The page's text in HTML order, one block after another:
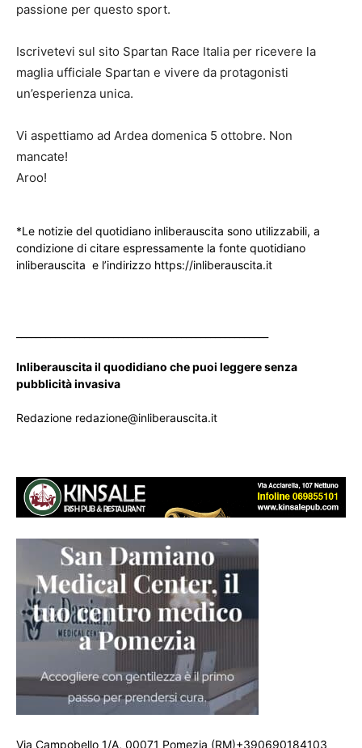
passione per questo sport.
Iscrivetevi sul sito Spartan Race Italia per ricevere la
maglia ufficiale Spartan e vivere da protagonisti
un’esperienza unica.
Vi aspettiamo ad Ardea domenica 5 ottobre. Non
mancate!
Aroo!
*Le notizie del quotidiano inliberauscita sono utilizzabili, a
condizione di citare espressamente la fonte quotidiano
inliberauscita e l’indirizzo https://inliberauscita.it
Inliberauscita il quodidiano che puoi leggere senza
pubblicità invasiva
Redazione redazione@inliberauscita.it
Via Campobello 1/A, 00071 Pomezia (RM)+390690184103